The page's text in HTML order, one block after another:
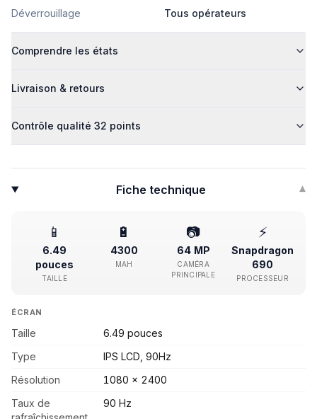
Déverrouillage
Tous opérateurs
Comprendre les états
Livraison & retours
Contrôle qualité 32 points
Fiche technique ▾
📱
6.49
pouces
TAILLE
🔋
4300
MAH
📷
64 MP
CAMÉRA
PRINCIPALE
⚡
Snapdragon
690
PROCESSEUR
ÉCRAN
Taille
6.49 pouces
Type
IPS LCD, 90Hz
Résolution
1080 x 2400
Taux de
90 Hz